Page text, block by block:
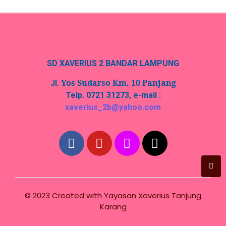
SD XAVERIUS 2 BANDAR LAMPUNG
Jl. Yos Sudarso Km. 10 Panjang
Telp. 0721 31273, e-mail :
xaverius_2b@yahoo.com
© 2023 Created with Yayasan Xaverius Tanjung
Karang